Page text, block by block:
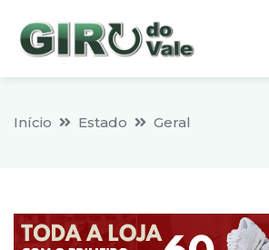
Início Estado Geral